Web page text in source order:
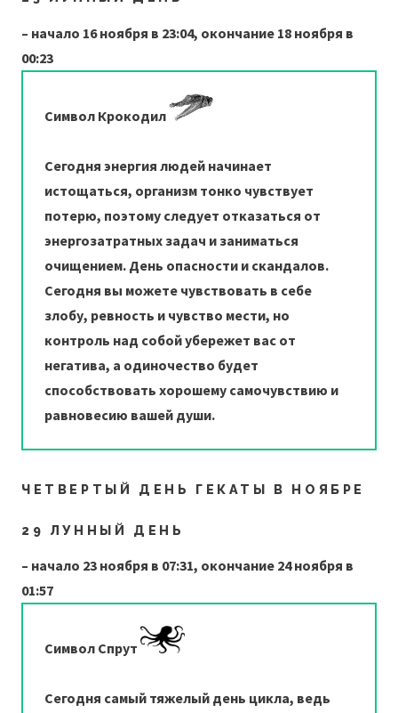
– начало 16 ноября в 23:04, окончание 18 ноября в
00:23
Символ Крокодил
Сегодня энергия людей начинает
истощаться, организм тонко чувствует
потерю, поэтому следует отказаться от
энергозатратных задач и заниматься
очищением. День опасности и скандалов.
Сегодня вы можете чувствовать в себе
злобу, ревность и чувство мести, но
контроль над собой убережет вас от
негатива, а одиночество будет
способствовать хорошему самочувствию и
равновесию вашей души.
ЧЕТВЕРТЫЙ ДЕНЬ ГЕКАТЫ В НОЯБРЕ
29 ЛУННЫЙ ДЕНЬ
– начало 23 ноября в 07:31, окончание 24 ноября в
01:57
Символ Спрут
Сегодня самый тяжелый день цикла, ведь